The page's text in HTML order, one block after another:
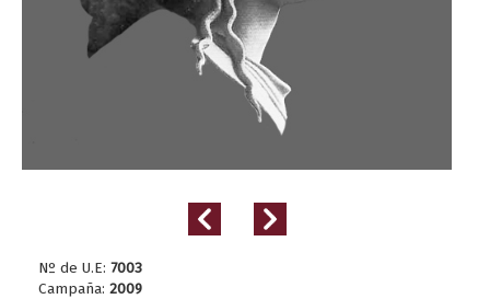
Nº de U.E: 7003
Campaña: 2009